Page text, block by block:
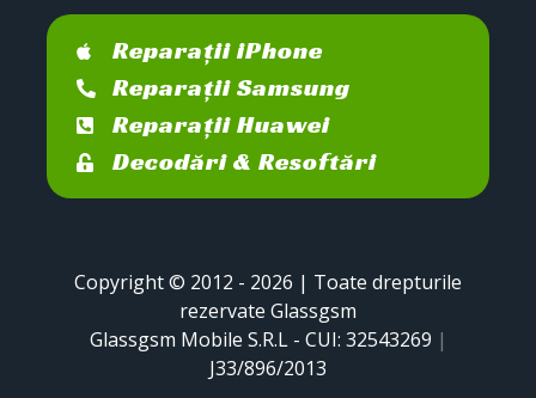
Reparații iPhone
Reparații Samsung
Reparații Huawei
Decodări & Resoftări
Copyright © 2012 - 2026 | Toate drepturile
rezervate Glassgsm
Glassgsm Mobile S.R.L - CUI: 32543269 |
J33/896/2013